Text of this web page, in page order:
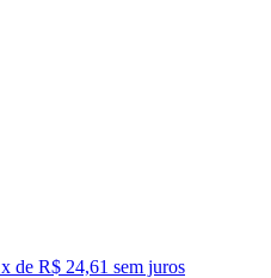
x de R$ 24,61 sem juros